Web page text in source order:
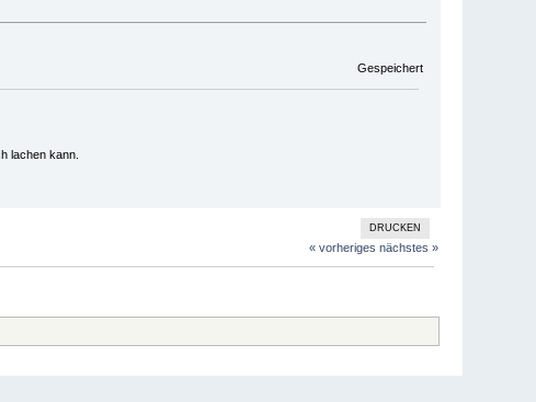
Gespeichert
lachen kann.
DRUCKEN
« vorheriges nächstes »